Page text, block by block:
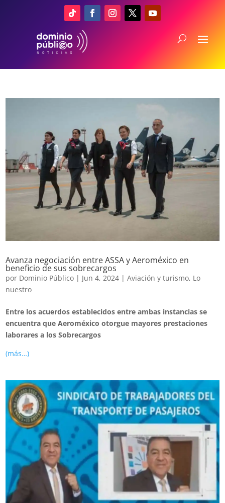
Avanza negociación entre ASSA y Aeroméxico en
beneficio de sus sobrecargos
por Dominio Público | Jun 4, 2024 |Aviación y turismo, Lo
nuestro
Entre los acuerdos establecidos entre ambas instancias se
encuentra que Aeroméxico otorgue mayores prestaciones
laborares a los Sobrecargos
(más…)